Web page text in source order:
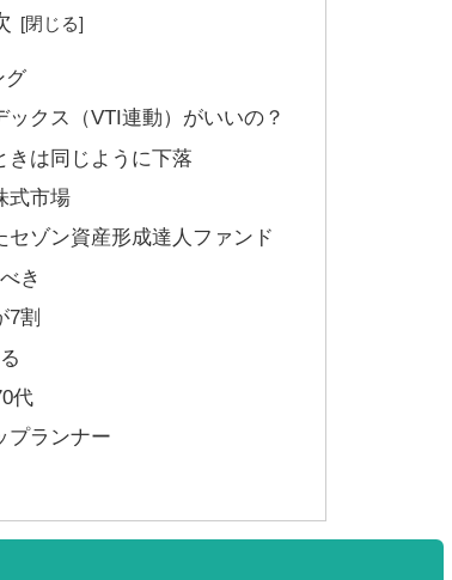
グ
クス（VTI連動）がいいの？
きは同じように下落
式市場
セゾン資産形成達人ファンド
き
7割
代
プランナー